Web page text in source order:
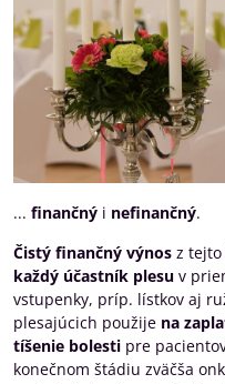
... finančný i nefinančný.
Čistý finančný výnos z
každý účastník plesu v
vstupenky, príp. lístkov aj
plesajúcich použije na
tíšenie bolesti pre
konečnom štádiu zväčša